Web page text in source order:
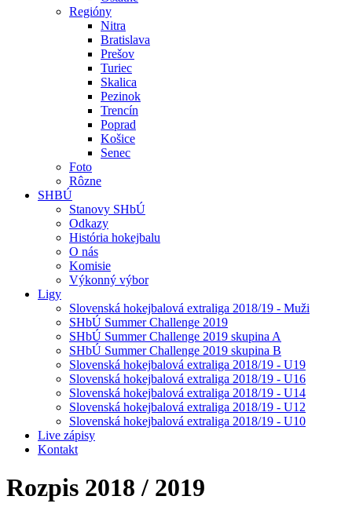
Regióny
Nitra
Bratislava
Prešov
Turiec
Skalica
Pezinok
Trencín
Poprad
Košice
Senec
Foto
Rôzne
SHBÚ
Stanovy SHbÚ
Odkazy
História hokejbalu
O nás
Komisie
Výkonný výbor
Ligy
Slovenská hokejbalová extraliga 2018/19 - Muži
SHbÚ Summer Challenge 2019
SHbÚ Summer Challenge 2019 skupina A
SHbÚ Summer Challenge 2019 skupina B
Slovenská hokejbalová extraliga 2018/19 - U19
Slovenská hokejbalová extraliga 2018/19 - U16
Slovenská hokejbalová extraliga 2018/19 - U14
Slovenská hokejbalová extraliga 2018/19 - U12
Slovenská hokejbalová extraliga 2018/19 - U10
Live zápisy
Kontakt
Rozpis 2018 / 2019